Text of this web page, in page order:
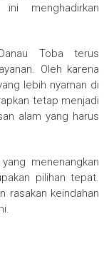
menghadirkan
Toba terus
Oleh karena
lebih nyaman di
tetap menjadi
alam yang harus
menenangkan
pilihan tepat.
rasakan keindahan